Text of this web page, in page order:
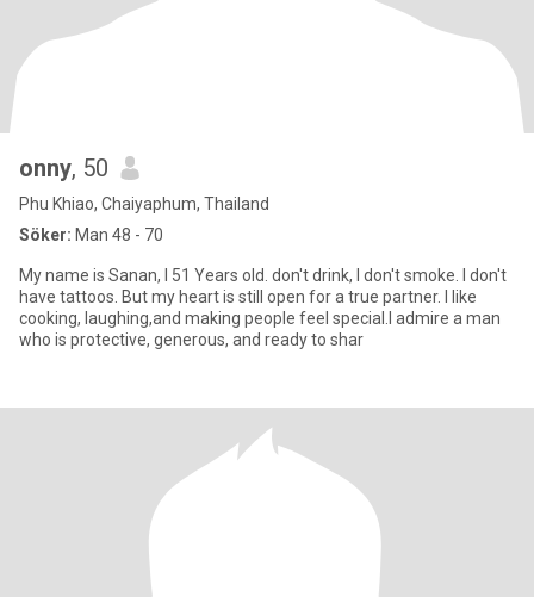
onny, 50
Phu Khiao, Chaiyaphum, Thailand
Söker: Man 48 - 70
My name is Sanan, I 51 Years old. don't drink, I don't smoke. I don't
have tattoos. But my heart is still open for a true partner. I like
cooking, laughing,and making people feel special.I admire a man
who is protective, generous, and ready to shar